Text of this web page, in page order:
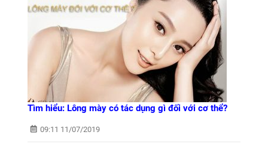
Tìm hiểu: Lông mày có tác dụng gì đối với cơ thể?
09:11 11/07/2019